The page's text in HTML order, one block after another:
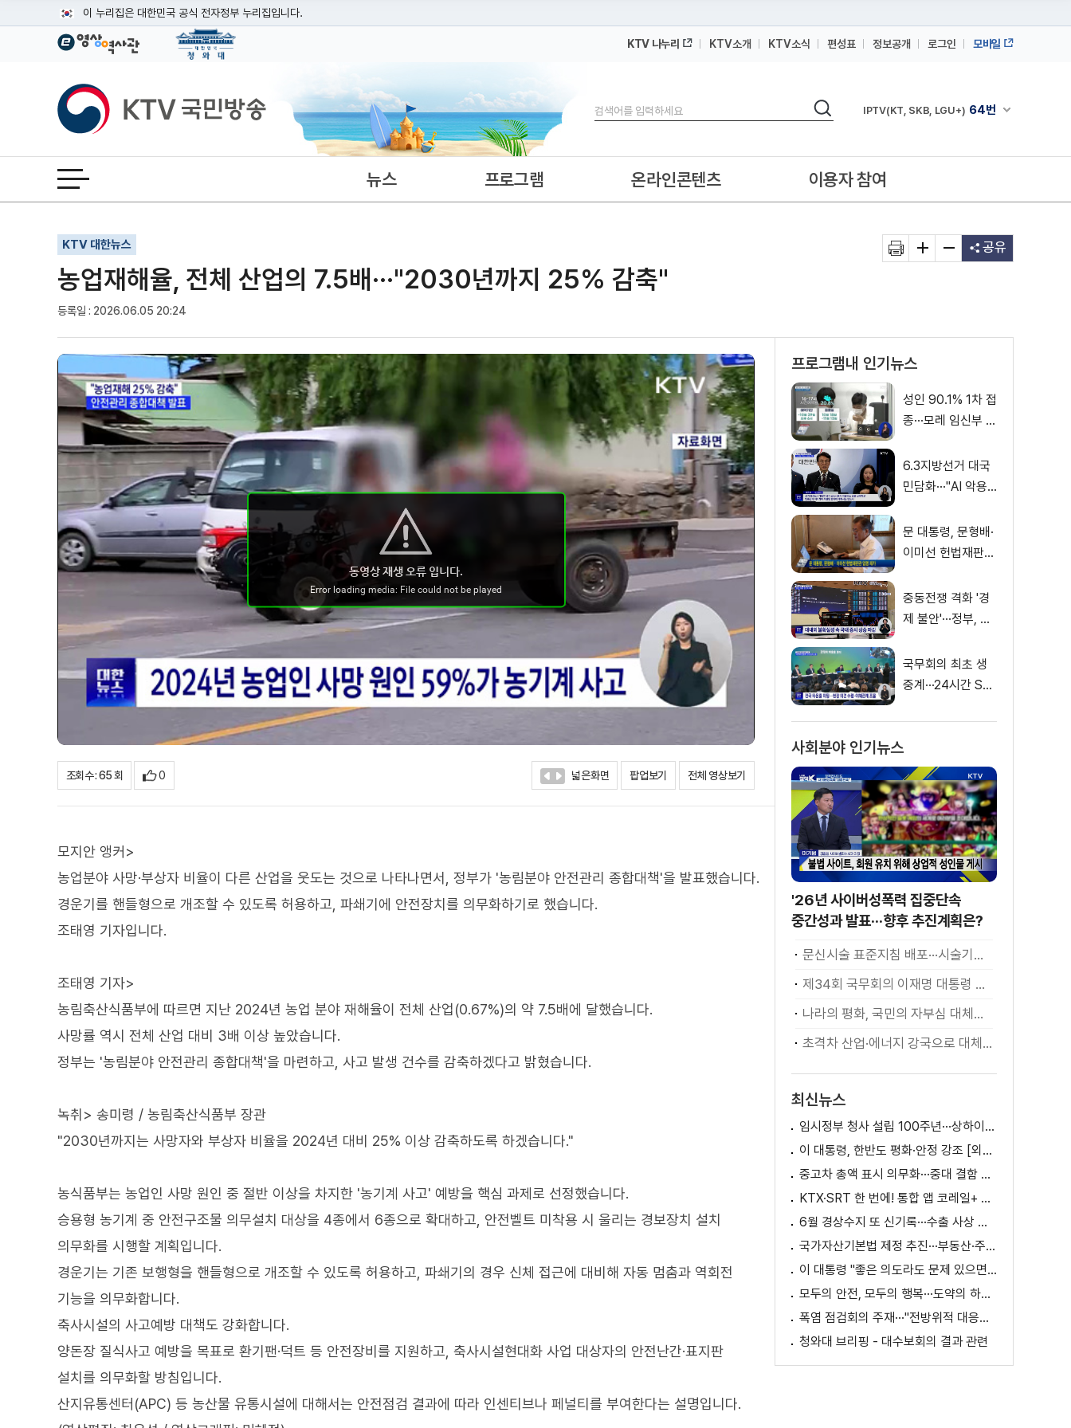
이 누리집은 대한민국 공식 전자정부 누리집입니다.
공식 누리집 주소 확인하기
이밖에 or.kr 또는 .kr등 다른 도메인 주소를 사용하고 있다면 아래 URL에서 도메인 주소를 확인해 보세요
운영중인 공식 누리집보기
KTV 나누리 KTV소개 KTV소식 편성표 정보공개 로그인 모바일
KTV국민방송
검색
검색 채널안내 펼쳐
IPTV(KT, SKB, LGU+) 64번
IPTV(KT, SKB, LGU+)
전체메뉴 열기 뉴스 프로그램 온라인콘텐츠 이용자 참여
KTV 대한뉴스
농업재해율, 전체 산업의 7.5배···"2030년까지 25% 감축"
등록일 : 2026.06.05 20:24
기사인쇄
글자확대
글자축소 공유
조회수 : 65 회 0 넓은화면 팝업보기 전체 영상보기
모지안 앵커>
농업분야 사망·부상자 비율이 다른 산업을 웃도는 것으로 나타나면서, 정부가 '농림분야 안전관리 종합대책'을 발표했습니다.
경운기를 핸들형으로 개조할 수 있도록 허용하고, 파쇄기에 안전장치를 의무화하기로 했습니다.
조태영 기자입니다.
조태영 기자>
농림축산식품부에 따르면 지난 2024년 농업 분야 재해율이 전체 산업(0.67%)의 약 7.5배에 달했습니다.
사망률 역시 전체 산업 대비 3배 이상 높았습니다.
정부는 '농림분야 안전관리 종합대책'을 마련하고, 사고 발생 건수를 감축하겠다고 밝혔습니다.
녹취> 송미령 / 농림축산식품부 장관
"2030년까지는 사망자와 부상자 비율을 2024년 대비 25% 이상 감축하도록 하겠습니다."
농식품부는 농업인 사망 원인 중 절반 이상을 차지한 '농기계 사고' 예방을 핵심 과제로 선정했습니다.
승용형 농기계 중 안전구조물 의무설치 대상을 4종에서 6종으로 확대하고, 안전벨트 미착용 시 울리는 경보장치 설치
의무화를 시행할 계획입니다.
경운기는 기존 보행형을 핸들형으로 개조할 수 있도록 허용하고, 파쇄기의 경우 신체 접근에 대비해 자동 멈춤과 역회전
기능을 의무화합니다.
축사시설의 사고예방 대책도 강화합니다.
양돈장 질식사고 예방을 목표로 환기팬·덕트 등 안전장비를 지원하고, 축사시설현대화 사업 대상자의 안전난간·표지판
설치를 의무화할 방침입니다.
산지유통센터(APC) 등 농산물 유통시설에 대해서는 안전점검 결과에 따라 인센티브나 페널티를 부여한다는 설명입니다.
프로그램내 인기뉴스
성인 90.1% 1차 접
종···모레 임신부 사
6.3지방선거 대국
민담화···"AI 악용
문 대통령, 문형배·
이미선 헌법재판관
중동전쟁 격화 '경
제 불안'···정부, 금
소화
국무회의 최초 생
중계···24시간 SN
사회분야 인기뉴스
'26년 사이버성폭력 집중단속
중간성과 발표···향후 추진계획은?
문신시술 표준지침 배포···시술기구, 일회용 사용 후 폐기
제34회 국무회의 이재명 대통령 모두발언
나라의 평화, 국민의 자부심 대체불가 대한민국 이재명 대통령 모두말씀
초격차 산업·에너지 강국으로 대체불가 대한민국 이재명 대통령 모두말씀
최신뉴스
임시정부 청사 설립 100주년···상하이서 만난 K-컬처! [세계 속 한국]
이 대통령, 한반도 평화·안정 강조 [외신에 비친 한국]
중고차 총액 표시 의무화···중대 결함 시 '계약 해제'
KTX·SRT 한 번에! 통합 앱 코레일+ 출시
6월 경상수지 또 신기록···수출 사상 첫 1천억 달러
국가자산기본법 제정 추진···부동산·주식 등 통합 관리
이 대통령 "좋은 의도라도 문제 있으면 성역 없이 고쳐야"
모두의 안전, 모두의 행복···도약의 하반기
폭염 점검회의 주재···"전방위적 대응체계 가동"
청와대 브리핑 - 대수보회의 결과 관련